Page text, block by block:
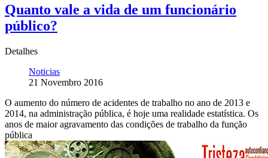
Quanto vale a vida de um funcionário
público?
Detalhes
Noticias
21 Novembro 2016
O aumento do número de acidentes de trabalho no ano de 2013 e
2014, na administração pública, é hoje uma realidade estatística. Os
anos de maior agravamento das condições de trabalho da função
pública